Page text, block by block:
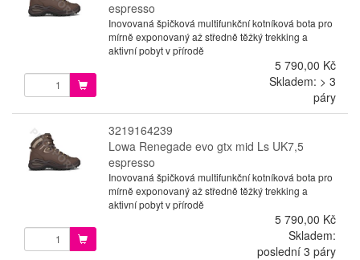
espresso
Inovovaná špičková multifunkční kotníková bota pro
mírně exponovaný až středně těžký trekking a
aktivní pobyt v přírodě
5 790,00 Kč
Skladem: > 3
páry
3219164239
Lowa Renegade evo gtx mid Ls UK7,5
espresso
Inovovaná špičková multifunkční kotníková bota pro
mírně exponovaný až středně těžký trekking a
aktivní pobyt v přírodě
5 790,00 Kč
Skladem:
poslední 3 páry